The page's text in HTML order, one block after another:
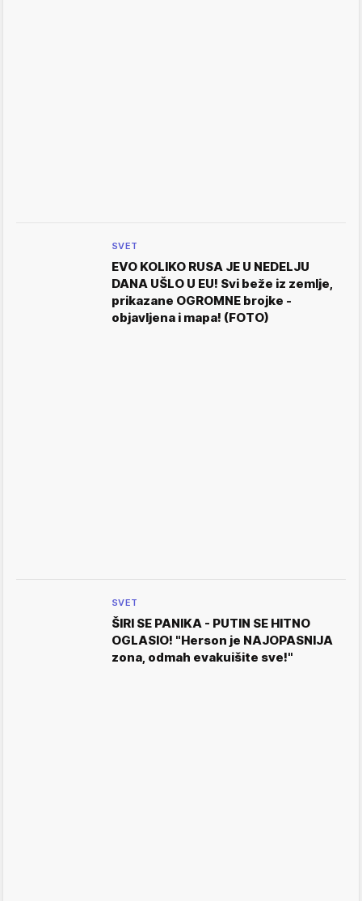
SVET
EVO KOLIKO RUSA JE U NEDELJU
DANA UŠLO U EU! Svi beže iz zemlje,
prikazane OGROMNE brojke -
objavljena i mapa! (FOTO)
SVET
ŠIRI SE PANIKA - PUTIN SE HITNO
OGLASIO! "Herson je NAJOPASNIJA
zona, odmah evakuišite sve!"